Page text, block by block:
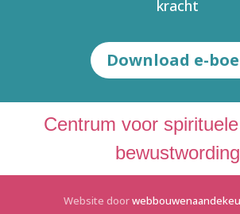
kracht
Download e-
Centrum voor
bewustwording
Website door